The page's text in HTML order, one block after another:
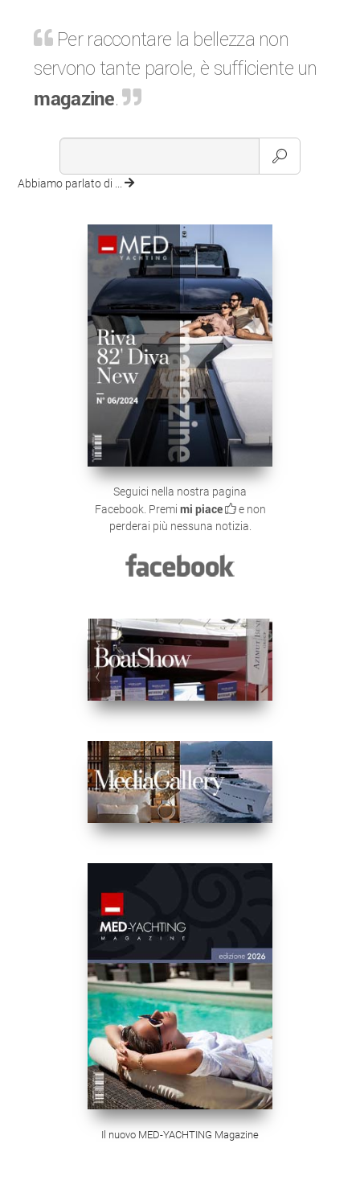
Per raccontare la bellezza non
servono tante parole, è sufficiente un
magazine.
Abbiamo parlato di ...
Seguici nella nostra pagina
Facebook. Premi mi piace
e non
perderai più nessuna notizia.
Il nuovo MED-YACHTING Magazine